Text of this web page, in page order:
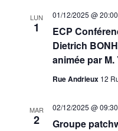
LUN
1
ECP
Dietrich
animée par M.
01/12/2025 @ 20:00
Rue Andrieux 12
MAR
2 Groupe
02/12/2025 @ 09:30